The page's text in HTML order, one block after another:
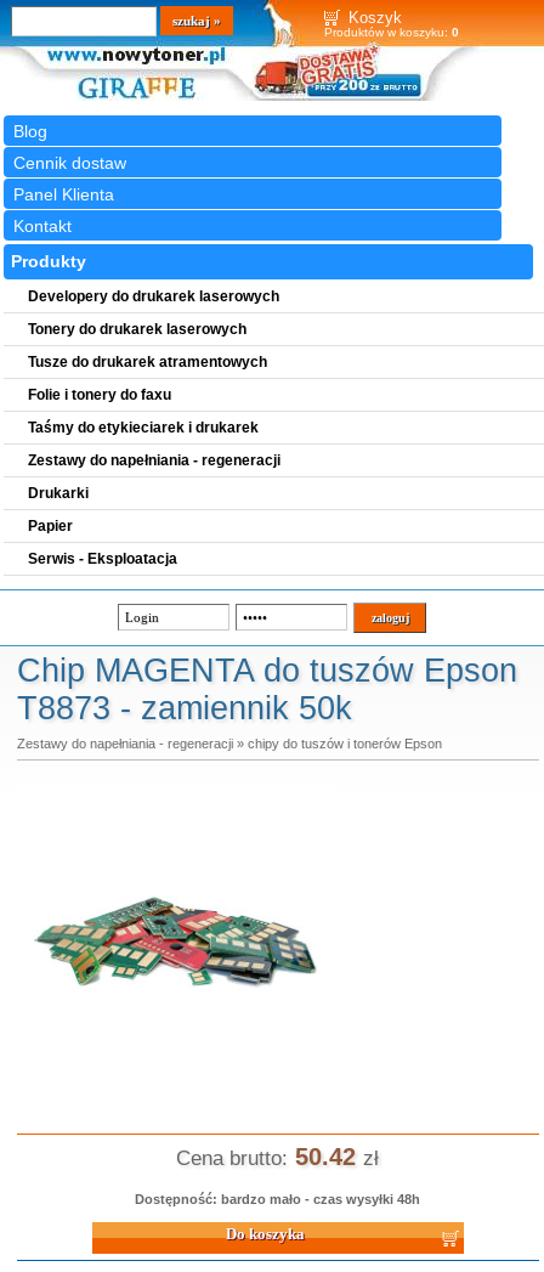
Koszyk
Produktów w koszyku: 0
Blog
Cennik dostaw
Panel Klienta
Kontakt
Wyszukiwarka
szukaj
Produkty
Developery do drukarek laserowych
Tonery do drukarek laserowych
Tusze do drukarek atramentowych
Folie i tonery do faxu
Taśmy do etykieciarek i drukarek
Zestawy do napełniania - regeneracji
Drukarki
Papier
Serwis - Eksploatacja
Chip MAGENTA do tuszów Epson
T8873 - zamiennik 50k
Zestawy do napełniania - regeneracji» chipy do tuszów i tonerów Epson
Cena brutto: 50.42 zł
Dostępność: bardzo mało - czas wysyłki 48h
Do koszyka